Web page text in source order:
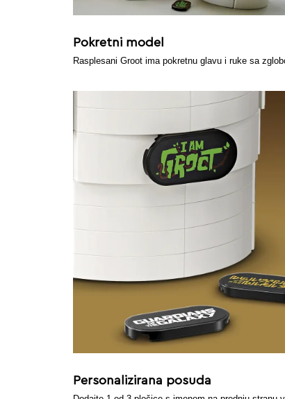
Pokretni model
Rasplesani Groot ima pokretnu glavu i ruke sa
Personalizirana posuda